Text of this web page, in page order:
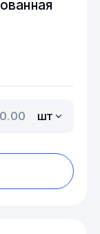
шт